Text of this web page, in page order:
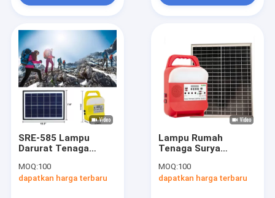
SRE-585 Lampu
Darurat Tenaga
Bohlam Isi Ulang IP65
MOQ:100
dapatkan harga terbaru
Lampu Rumah
Tenaga Surya
Baterai Energi
Portabel LED Isi
MOQ:100
dapatkan harga terbaru